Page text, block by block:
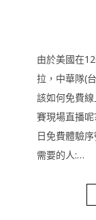
由於美國在
拉，中華隊(
該如何免費
賽現場直播
日免費體驗
需要的人:…